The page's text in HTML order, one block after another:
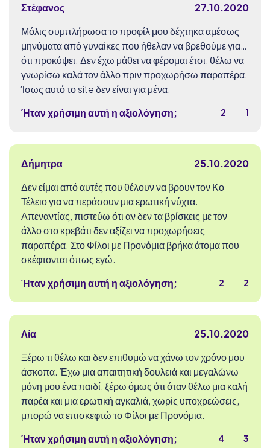
Στέφανος
27.10.2020
Μόλις συμπλήρωσα το προφίλ μου δέχτηκα αμέσως
μηνύματα από γυναίκες που ήθελαν να βρεθούμε για…
ότι προκύψει. Δεν έχω μάθει να φέρομαι έτσι, θέλω να
γνωρίσω καλά τον άλλο πριν προχωρήσω παραπέρα.
Ίσως αυτό το site δεν είναι για μένα.
Ήταν χρήσιμη αυτή η αξιολόγηση;
2 1
Δήμητρα
25.10.2020
Δεν είμαι από αυτές που θέλουν να βρουν τον Κο
Τέλειο για να περάσουν μια ερωτική νύχτα.
Απεναντίας, πιστεύω ότι αν δεν τα βρίσκεις με τον
άλλο στο κρεβάτι δεν αξίζει να προχωρήσεις
παραπέρα. Στο Φίλοι με Προνόμια βρήκα άτομα που
σκέφτονται όπως εγώ.
Ήταν χρήσιμη αυτή η αξιολόγηση;
2 2
Λία
25.10.2020
Ξέρω τι θέλω και δεν επιθυμώ να χάνω τον χρόνο μου
άσκοπα. Έχω μια απαιτητική δουλειά και μεγαλώνω
μόνη μου ένα παιδί, ξέρω όμως ότι όταν θέλω μια καλή
παρέα και μια ερωτική αγκαλιά, χωρίς υποχρεώσεις,
μπορώ να επισκεφτώ το Φίλοι με Προνόμια.
Ήταν χρήσιμη αυτή η αξιολόγηση;
4 3